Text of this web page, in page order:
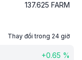
137.625 FARM
Thay đổi trong 24 giờ
+0.65 %